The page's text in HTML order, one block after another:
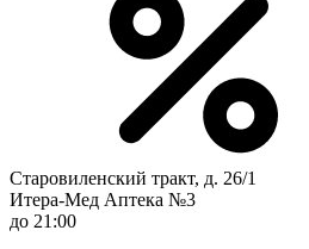
Старовиленский тракт, д. 26/1
Итера-Мед Аптека №3
до 21:00